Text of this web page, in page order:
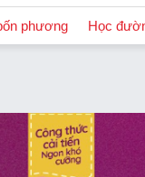
phương Học